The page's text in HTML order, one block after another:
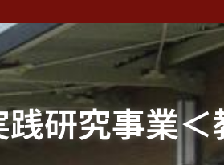
研究事業